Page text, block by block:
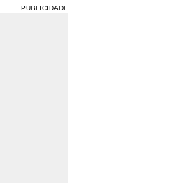
PUBLICIDADE